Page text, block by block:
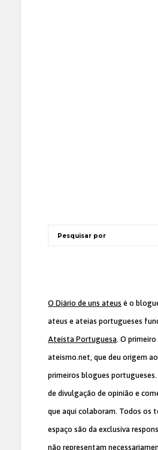
O Diário de uns ateus é o
ateus e ateias portugueses
Ateísta Portuguesa. O
ateismo.net, que deu origem
primeiros blogues
de divulgação de opinião e
que aqui colaboram. Todos os
espaço são da exclusiva
não representam